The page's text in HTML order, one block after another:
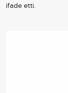
ifade etti.